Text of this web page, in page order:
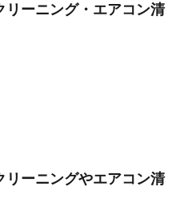
リーニング・エアコン清
リーニングやエアコン清